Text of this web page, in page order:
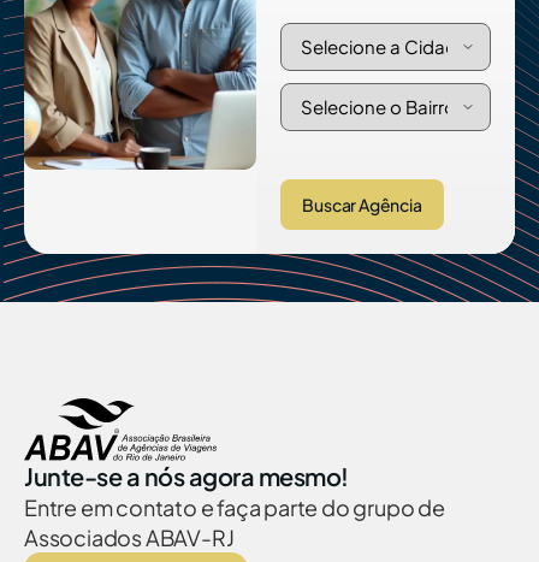
Buscar Agência
Junte-se a nós agora mesmo!
Entre em contato e faça parte do grupo de
Associados ABAV-RJ